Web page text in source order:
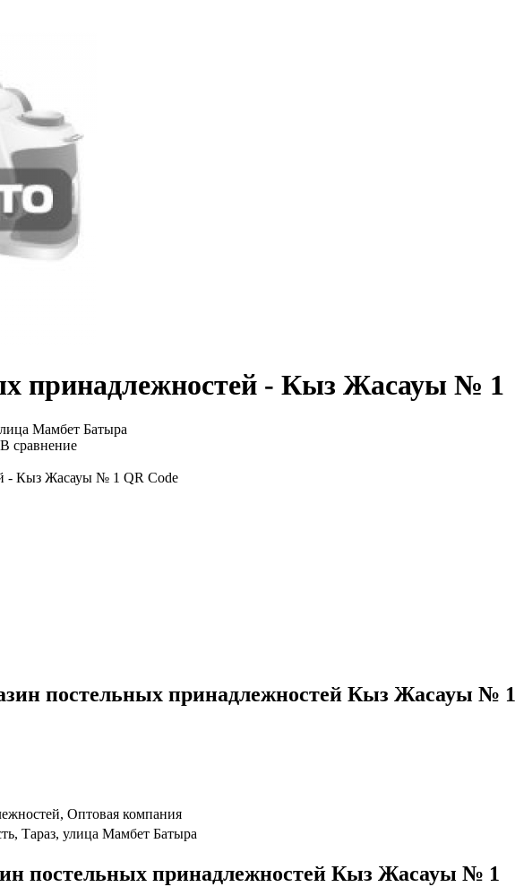
принадлежностей - Кыз Жасауы № 1
Мамбет Батыра
В сравнение
постельных принадлежностей Кыз Жасауы № 1
Оптовая компания
Тараз, улица Мамбет Батыра
постельных принадлежностей Кыз Жасауы № 1